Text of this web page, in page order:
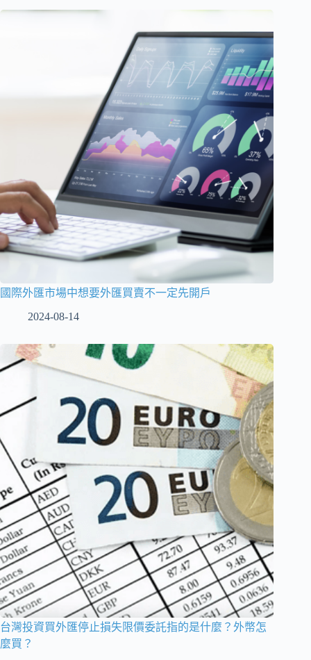
國際外匯市場中想要外匯買賣不一定先開戶
2024-08-14
台灣投資買外匯停止損失限價委託指的是什麼？外幣怎
麼買？